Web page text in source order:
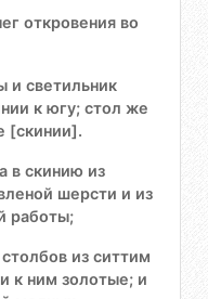
откровения во
и светильник
к югу; стол же
[скинии].
в скинию из
шерсти и из
работы;
из ситтим
к ним золотые; и